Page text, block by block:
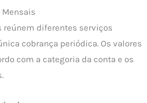
Mensais
reúnem diferentes serviços
cobrança periódica. Os valores
com a categoria da conta e os